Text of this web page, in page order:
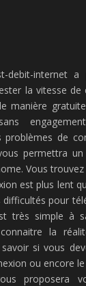
debit-internet
la vitesse de
manière
problèmes de
permettra un
Vous
est plus lent
difficultés pour
très simple à
la
si vous
ou encore le
proposera